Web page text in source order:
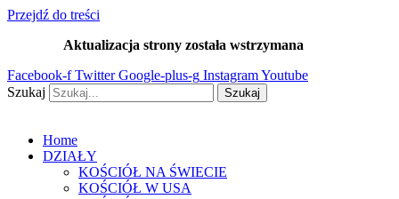
Przejdź do treści
Aktualizacja strony została wstrzymana
Facebook-f Twitter Google-plus-g InstagramYoutube
Szukaj
Szukaj
Home
DZIAŁY
KOŚCIÓŁ NA ŚWIECIE
KOŚCIÓŁ W USA